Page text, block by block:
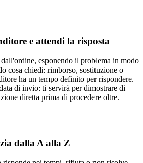
e attendi la risposta
esponendo il problema in modo
cosa chiedi: rimborso, sostituzione o
ha un tempo definito per rispondere.
di invio: ti servirà per dimostrare di
diretta prima di procedere oltre.
dalla A alla Z